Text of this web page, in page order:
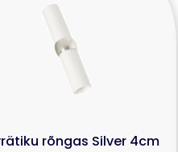
rõngas Silver 4cm